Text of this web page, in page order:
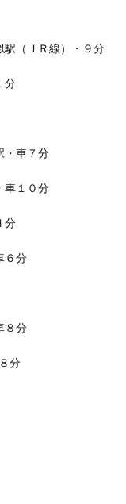
駅（ＪＲ線）・９分
分
・車７分
車１０分
分
６分
８分
分